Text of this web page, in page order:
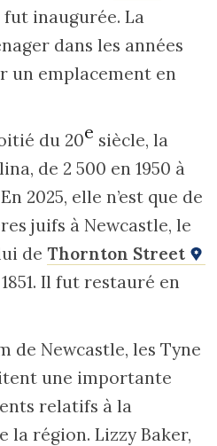
fut inaugurée. La
dans les années
un emplacement en
du 20e siècle, la
de 2 500 en 1950 à
2025, elle n’est que de
juifs à Newcastle, le
de Thornton Street
Il fut restauré en
de Newcastle, les Tyne
une importante
relatifs à la
la région. Lizzy Baker,